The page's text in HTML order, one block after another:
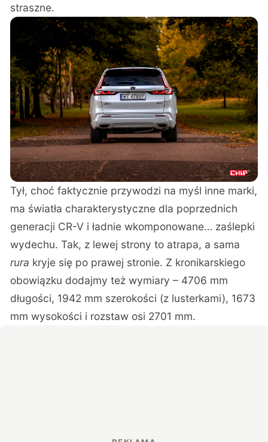
straszne.
Tył, choć faktycznie przywodzi na myśl inne marki,
ma światła charakterystyczne dla poprzednich
generacji CR-V i ładnie wkomponowane… zaślepki
wydechu. Tak, z lewej strony to atrapa, a sama
rura kryje się po prawej stronie. Z kronikarskiego
obowiązku dodajmy też wymiary – 4706 mm
długości, 1942 mm szerokości (z lusterkami), 1673
mm wysokości i rozstaw osi 2701 mm.